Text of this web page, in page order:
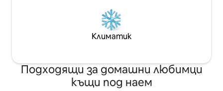
Климатик
Подходящи за домашни любимци
къщи под наем